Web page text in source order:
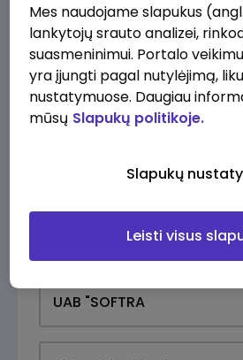
Kokios srities darbo pasiūlymai
Pridėti naują
Mes naudojame slapukus
lankytojų srauto analizei,
suasmeninimui. Portalo
yra įjungti pagal nutylėjimą,
nustatymuose. Daugiau
mūsų Slapukų politikoje.
Slapukų
Leisti visus